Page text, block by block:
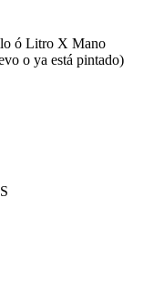
ó Litro X Mano
o ya está pintado)